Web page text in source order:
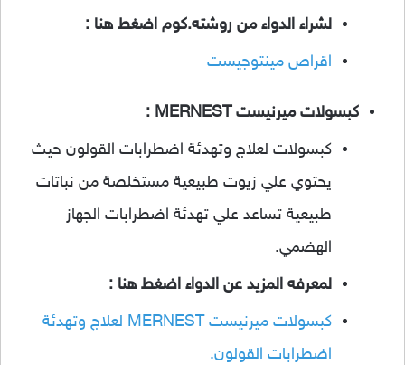
لشراء الدواء من روشته.كوم اضغط هنا :
اقراص مينتوجيست
كبسولات ميرنيست MERNEST :
كبسولات لعلاج وتهدئة اضطرابات القولون حيث
يحتوي علي زيوت طبيعية مستخلصة من نباتات
طبيعية تساعد علي تهدئة اضطرابات الجهاز
الهضمي.
لمعرفه المزيد عن الدواء اضغط هنا :
كبسولات ميرنيست MERNEST لعلاج وتهدئة
اضطرابات القولون.